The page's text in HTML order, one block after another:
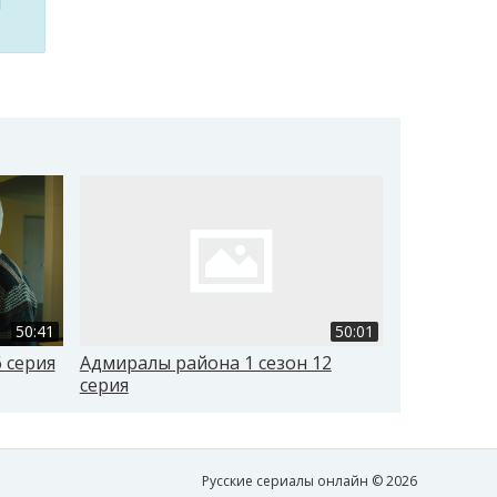
50:41 50:01
Адмиралы района 1 сезон 12
серия
Русские сериалы онлайн © 2026